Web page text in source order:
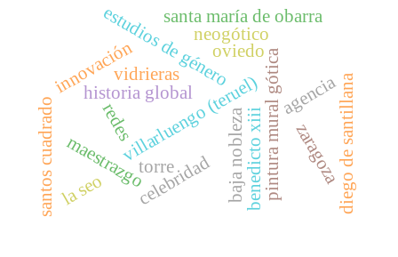
villarluengo (teruel)
maestrazgo pintura mural gótica
torre baja nobleza
agencia
celebridad
estudios de género
historia global
innovación
redes
oviedo
vidrieras diego de santillana
santos cuadrado
santa maría de obarra
zaragoza
benedicto xiii
la seo
neogótico